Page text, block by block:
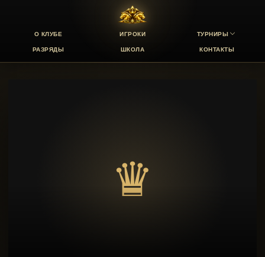
О КЛУБЕ ИГРОКИ ТУРНИРЫ
РАЗРЯДЫ ШКОЛА КОНТАКТЫ
♛